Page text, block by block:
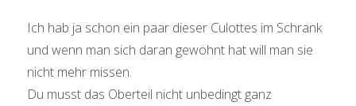
Ich hab ja schon ein paar dieser Culottes im Schrank
und wenn man sich daran gewöhnt hat will man sie
nicht mehr missen.
Du musst das Oberteil nicht unbedingt ganz